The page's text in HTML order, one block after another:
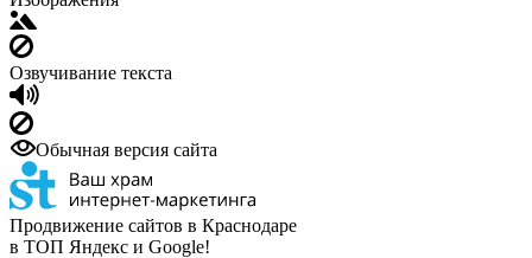
Озвучивание текста
Обычная версия сайта
Продвижение сайтов в Краснодаре
в ТОП Яндекс и Google!